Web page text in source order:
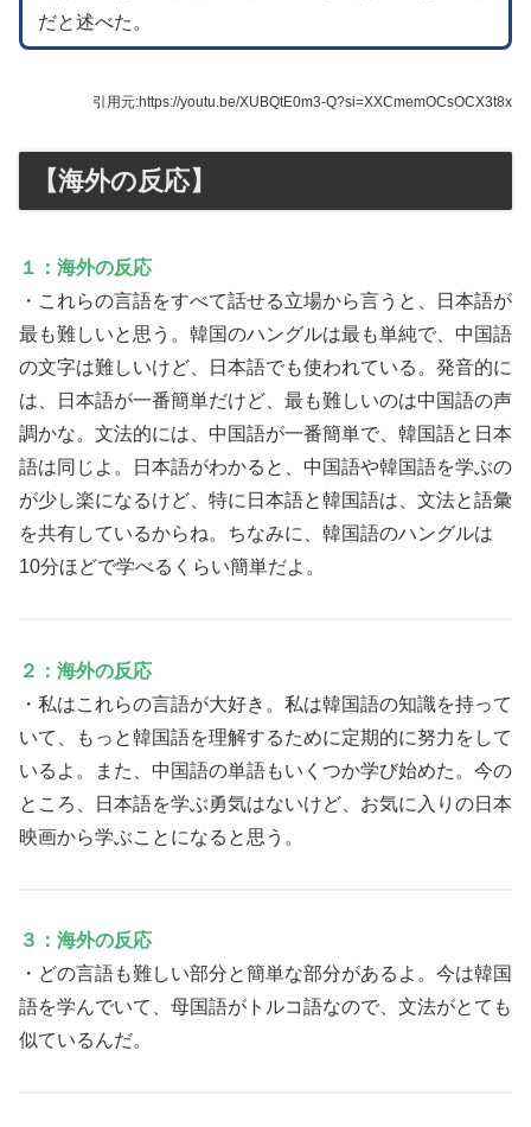
だと述べた。
引用元:https://youtu.be/XUBQtE0m3-Q?si=XXCmemOCsOCX3t8x
【海外の反応】
１：海外の反応
・これらの言語をすべて話せる立場から言うと、日本語が
最も難しいと思う。韓国のハングルは最も単純で、中国語
の文字は難しいけど、日本語でも使われている。発音的に
は、日本語が一番簡単だけど、最も難しいのは中国語の声
調かな。文法的には、中国語が一番簡単で、韓国語と日本
語は同じよ。日本語がわかると、中国語や韓国語を学ぶの
が少し楽になるけど、特に日本語と韓国語は、文法と語彙
を共有しているからね。ちなみに、韓国語のハングルは
10分ほどで学べるくらい簡単だよ。
２：海外の反応
・私はこれらの言語が大好き。私は韓国語の知識を持って
いて、もっと韓国語を理解するために定期的に努力をして
いるよ。また、中国語の単語もいくつか学び始めた。今の
ところ、日本語を学ぶ勇気はないけど、お気に入りの日本
映画から学ぶことになると思う。
３：海外の反応
・どの言語も難しい部分と簡単な部分があるよ。今は韓国
語を学んでいて、母国語がトルコ語なので、文法がとても
似ているんだ。